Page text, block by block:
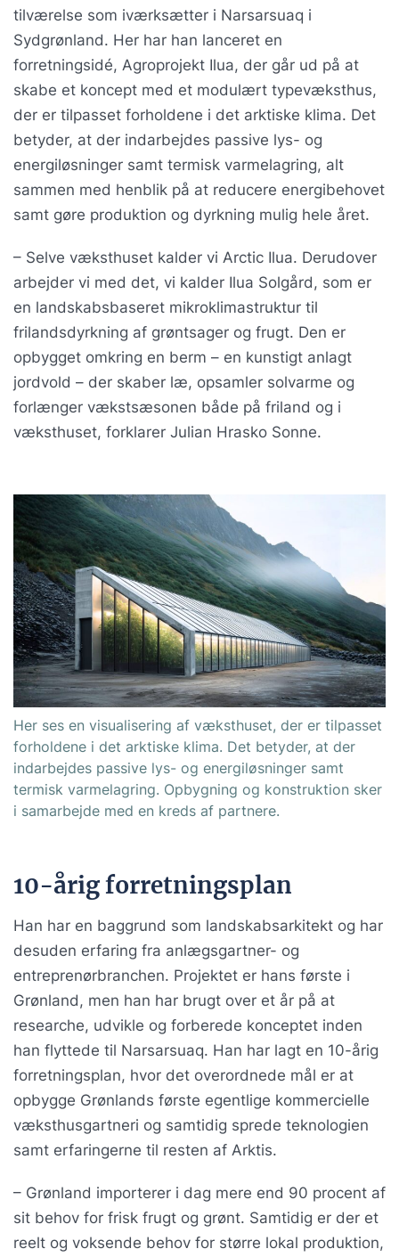
tilværelse som iværksætter i Narsarsuaq i
Sydgrønland. Her har han lanceret en
forretningsidé, Agroprojekt Ilua, der går ud på at
skabe et koncept med et modulært typevæksthus,
der er tilpasset forholdene i det arktiske klima. Det
betyder, at der indarbejdes passive lys- og
energiløsninger samt termisk varmelagring, alt
sammen med henblik på at reducere energibehovet
samt gøre produktion og dyrkning mulig hele året.
– Selve væksthuset kalder vi Arctic Ilua. Derudover
arbejder vi med det, vi kalder Ilua Solgård, som er
en landskabsbaseret mikroklimastruktur til
frilandsdyrkning af grøntsager og frugt. Den er
opbygget omkring en berm – en kunstigt anlagt
jordvold – der skaber læ, opsamler solvarme og
forlænger vækstsæsonen både på friland og i
væksthuset, forklarer Julian Hrasko Sonne.
Her ses en visualisering af væksthuset, der er tilpasset
forholdene i det arktiske klima. Det betyder, at der
indarbejdes passive lys- og energiløsninger samt
termisk varmelagring. Opbygning og konstruktion sker
i samarbejde med en kreds af partnere.
10-årig forretningsplan
Han har en baggrund som landskabsarkitekt og har
desuden erfaring fra anlægsgartner- og
entreprenørbranchen. Projektet er hans første i
Grønland, men han har brugt over et år på at
researche, udvikle og forberede konceptet inden
han flyttede til Narsarsuaq. Han har lagt en 10-årig
forretningsplan, hvor det overordnede mål er at
opbygge Grønlands første egentlige kommercielle
væksthusgartneri og samtidig sprede teknologien
samt erfaringerne til resten af Arktis.
– Grønland importerer i dag mere end 90 procent af
sit behov for frisk frugt og grønt. Samtidig er der et
reelt og voksende behov for større lokal produktion,